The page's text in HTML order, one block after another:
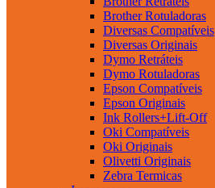
Brother Rotuladoras
Diversas Compatíveis
Diversas Originais
Dymo Retráteis
Dymo Rotuladoras
Epson Compatíveis
Epson Originais
Ink Rollers+Lift-Off
Oki Compatíveis
Oki Originais
Olivetti Originais
Zebra Termicas